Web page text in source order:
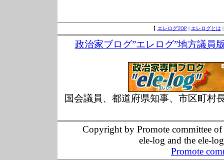
【 エレログTOP | エレログとは
政治家ブログ”エレログ”地方議員
国会議員、都道府県知事、市区町村
Copyright by Promote committee
ele-log and the ele-
Promote